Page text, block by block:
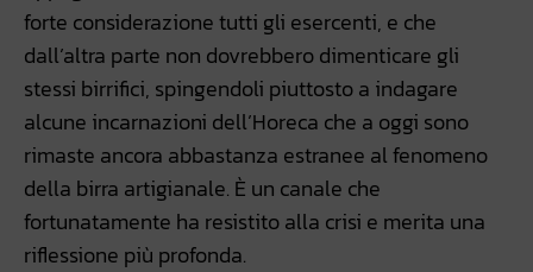
forte considerazione tutti gli esercenti, e che
dall’altra parte non dovrebbero dimenticare gli
stessi birrifici, spingendoli piuttosto a indagare
alcune incarnazioni dell’Horeca che a oggi sono
rimaste ancora abbastanza estranee al fenomeno
della birra artigianale. È un canale che
fortunatamente ha resistito alla crisi e merita una
riflessione più profonda.